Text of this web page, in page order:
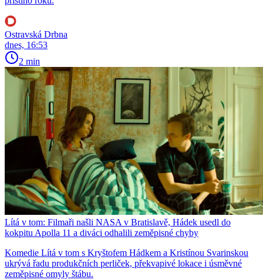
Ostravská Drbna
dnes, 16:53
2 min
Lítá v tom: Filmaři našli NASA v Bratislavě, Hádek usedl do
kokpitu Apolla 11 a diváci odhalili zeměpisné chyby
Komedie Lítá v tom s Kryštofem Hádkem a Kristínou Svarinskou
ukrývá řadu produkčních perliček, překvapivé lokace i úsměvné
zeměpisné omyly štábu.